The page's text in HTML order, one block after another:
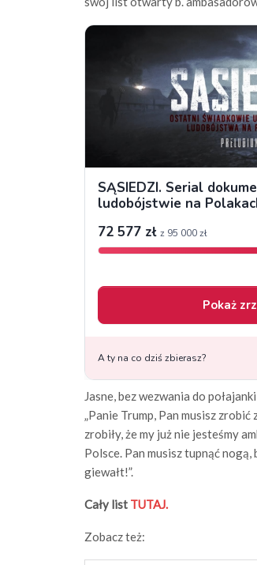
Jasne, bez wezwania do
„Panie Trump, Pan musisz
zrobiły, że my już nie jesteśmy
Polsce. Pan musisz tupnąć
giewałt!”.
Cały list TUTAJ.
Zobacz też: